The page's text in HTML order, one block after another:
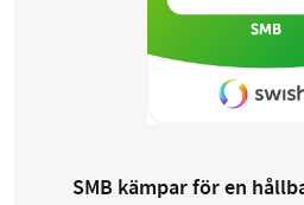
SMB kämpar för en